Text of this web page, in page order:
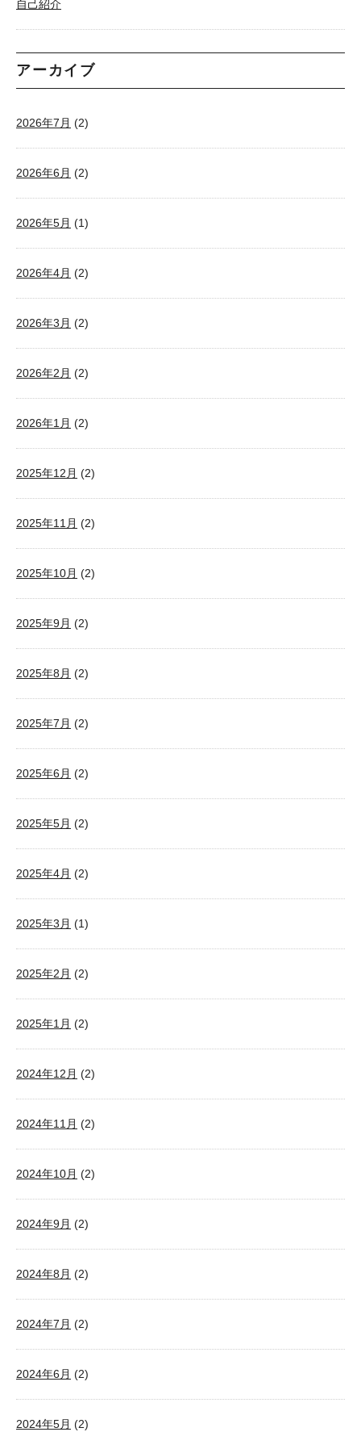
自己紹介
アーカイブ
2026年7月 (2)
2026年6月 (2)
2026年5月 (1)
2026年4月 (2)
2026年3月 (2)
2026年2月 (2)
2026年1月 (2)
2025年12月 (2)
2025年11月 (2)
2025年10月 (2)
2025年9月 (2)
2025年8月 (2)
2025年7月 (2)
2025年6月 (2)
2025年5月 (2)
2025年4月 (2)
2025年3月 (1)
2025年2月 (2)
2025年1月 (2)
2024年12月 (2)
2024年11月 (2)
2024年10月 (2)
2024年9月 (2)
2024年8月 (2)
2024年7月 (2)
2024年6月 (2)
2024年5月 (2)